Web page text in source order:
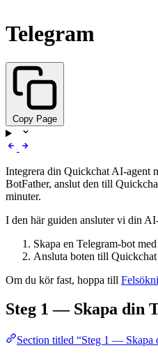
Telegram
Copy Page
Integrera din Quickchat AI-agent
BotFather, anslut den till
minuter.
I den här guiden ansluter vi din
Skapa en Telegram-bot
Ansluta boten till
Om du kör fast, hoppa till
Steg 1 — Skapa din
Section titled “Steg 1 — Skapa